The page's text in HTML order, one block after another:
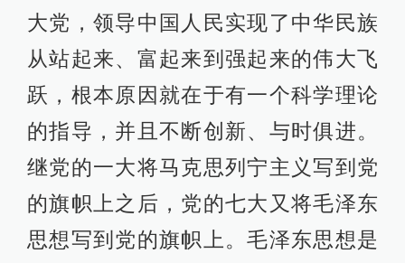
大党，领导中国人民实现了中华民族
从站起来、富起来到强起来的伟大飞
跃，根本原因就在于有一个科学理论
的指导，并且不断创新、与时俱进。
继党的一大将马克思列宁主义写到党
的旗帜上之后，党的七大又将毛泽东
思想写到党的旗帜上。毛泽东思想是